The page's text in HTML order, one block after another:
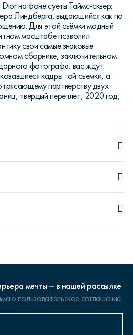
на фоне суеты Таймс-сквер:
Линдберга, выдающийся как по
Для этой съёмки модный
масштабе позволил
свои самые знаковые
сборнике, заключительном
фотографа, вас ждут
кадры той съемки, а
партнёрству двух
твердый переплет, 2020 год,
мечты – в нашей рассылке
пользовательское соглашение